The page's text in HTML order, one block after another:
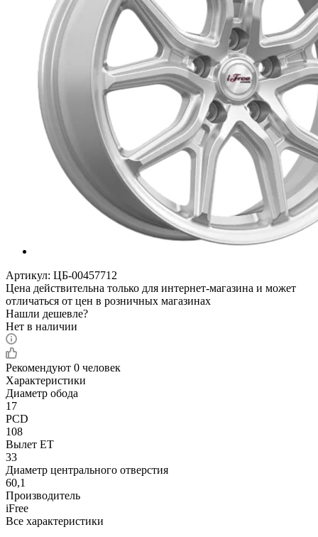
Артикул: ЦБ-00457712
Цена действительна только для интернет-магазина и может
отличаться от цен в розничных магазинах
Нашли дешевле?
Нет в наличии
Рекомендуют 0 человек
Характеристики
Диаметр обода
17
PCD
108
Вылет ET
33
Диаметр центрального отверстия
60,1
Производитель
iFree
Все характеристики